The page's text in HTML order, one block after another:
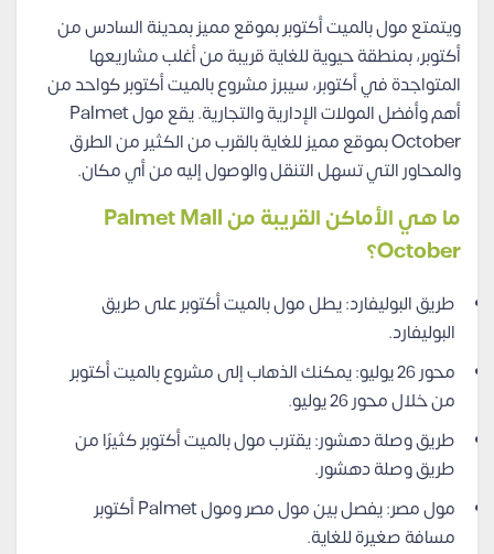
ويتمتع مول بالميت أكتوبر بموقع مميز بمدينة السادس من
أكتوبر، بمنطقة حيوية للغاية قريبة من أغلب مشاريعها
المتواجدة في أكتوبر، سيبرز مشروع بالميت أكتوبر كواحد من
أهم وأفضل المولات الإدارية والتجارية. يقع مول Palmet
October بموقع مميز للغاية بالقرب من الكثير من الطرق
والمحاور التي تسهل التنقل والوصول إليه من أي مكان.
ما هي الأماكن القريبة من Palmet Mall
October؟
طريق البوليفارد: يطل مول بالميت أكتوبر على طريق
البوليفارد.
محور 26 يوليو: يمكنك الذهاب إلى مشروع بالميت أكتوبر
من خلال محور 26 يوليو.
طريق وصلة دهشور: يقترب مول بالميت أكتوبر كثيرًا من
طريق وصلة دهشور.
مول مصر: يفصل بين مول مصر ومول Palmet أكتوبر
مسافة صغيرة للغاية.